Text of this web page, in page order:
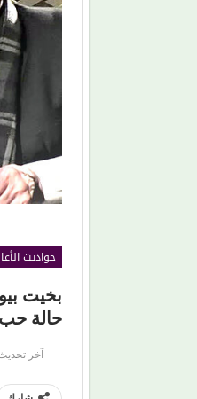
حواديت
بخيت
حالة
آخر
من (حمانا) إلى القلوب.. (بلقيس) تغني